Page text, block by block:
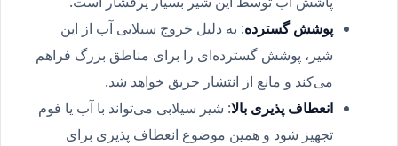
پوشش گسترده: به دلیل خروج سیلابی آب از این
شیر، پوشش گسترده‌ای را برای مناطق بزرگ فراهم
می‌کند و مانع از انتشار حریق خواهد شد.
انعطاف پذیری بالا: شیر سیلابی می‌تواند با آب یا فوم
تجهیز شود و همین موضوع انعطاف پذیری برای